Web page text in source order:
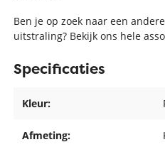
Ben je op zoek naar een
uitstraling? Bekijk ons hele
Specificaties
Kleur:
Afmeting: